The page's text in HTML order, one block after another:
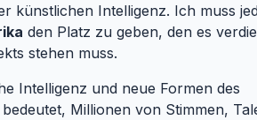
künstlichen Intelligenz. Ich muss
den Platz zu geben, den es
stehen muss.
Intelligenz und neue Formen des
Millionen von Stimmen,